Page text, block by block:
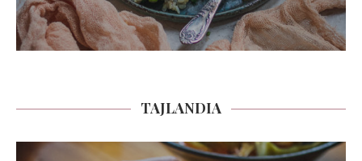
TAJLANDIA